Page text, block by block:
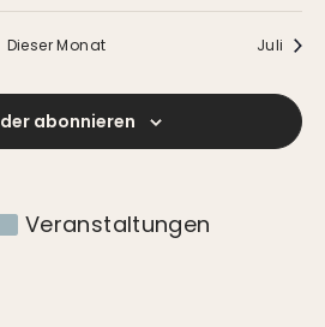
Dieser Monat Juli
abonnieren
Veranstaltungen